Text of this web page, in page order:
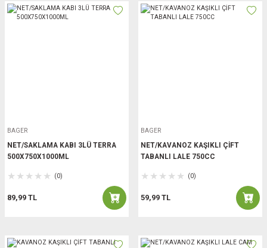
BAGER
NET/SAKLAMA KABI 3LÜ TERRA
500X750X1000ML
(0)
89,99 TL
BAGER
NET/KAVANOZ KAŞIKLI ÇİFT
TABANLI LALE 750CC
(0)
59,99 TL